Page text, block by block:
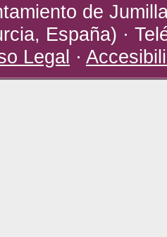
de
España) ·
Legal ·